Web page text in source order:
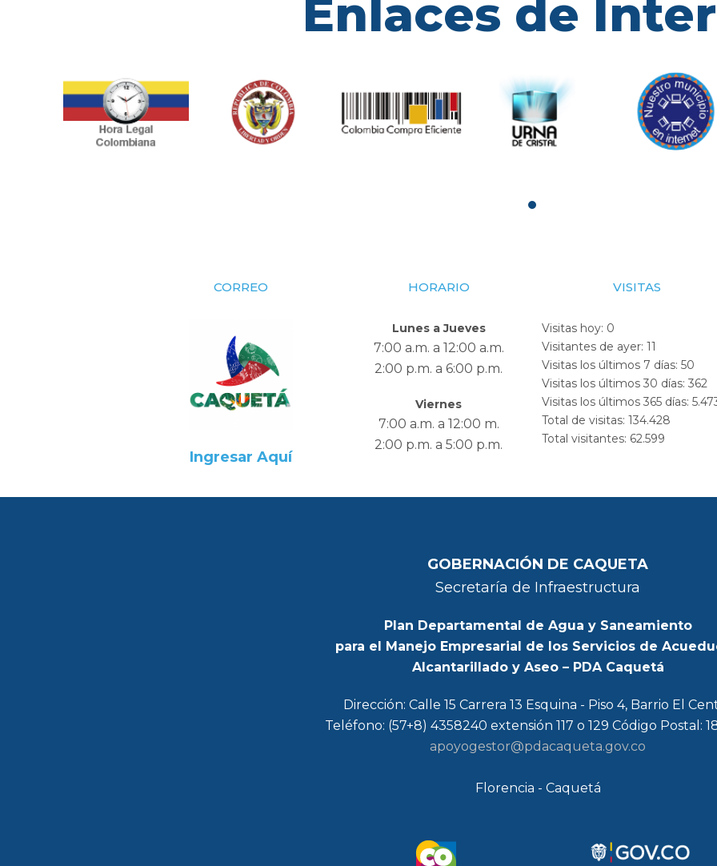
Enlaces de
CORREO
Ingresar Aquí
HORARIO
Lunes a Jueves
7:00 a.m. a 12:00 a.m.
2:00 p.m. a 6:00 p.m.
Viernes
7:00 a.m. a 12:00 m.
2:00 p.m. a 5:00 p.m.
VISITAS
Visitas hoy: 0
Visitantes de ayer: 11
Visitas los últimos 7 días: 50
Visitas los últimos 30 días: 362
Visitas los últimos 365 días:
Total de visitas: 134.428
Total visitantes: 62.599
GOBERNACIÓN DE CAQUETA
Secretaría de Infraestructura
Plan Departamental de Agua y Saneamiento
para el Manejo Empresarial de los Servicios de
Alcantarillado y Aseo – PDA Caquetá
Dirección: Calle 15 Carrera 13 Esquina - Piso 4, Barrio El
Teléfono: (57+8) 4358240 extensión 117 o 129 Código Postal:
apoyogestor@pdacaqueta.gov.co
Florencia - Caquetá